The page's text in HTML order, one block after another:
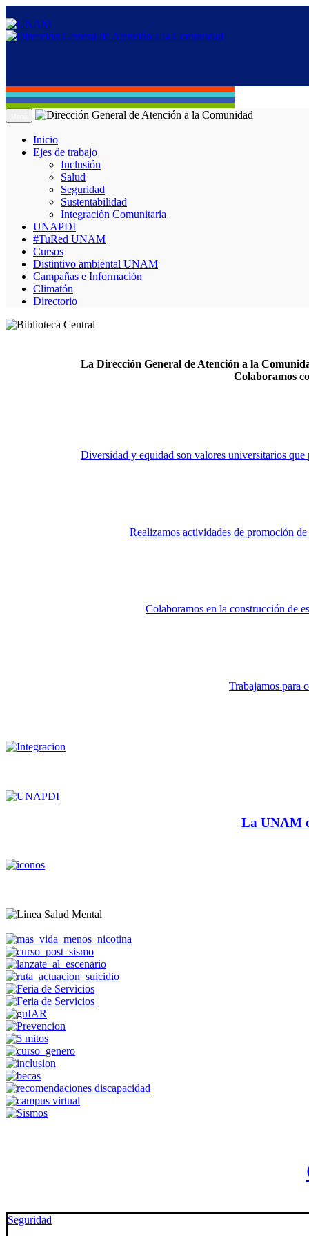
Inicio
Ejes de trabajo
Inclusión
Salud
Seguridad
Sustentabilidad
Integración Comunitaria
UNAPDI
#TuRed UNAM
Cursos
Distintivo ambiental UNAM
Campañas e Información
Climatón
Directorio
La Dirección General de Atención a la
Colaboramos
Diversidad y equidad son valores universitarios que
Realizamos actividades de promoción
Colaboramos en la construcción de
Trabajamos para
La UNAM
Seguridad